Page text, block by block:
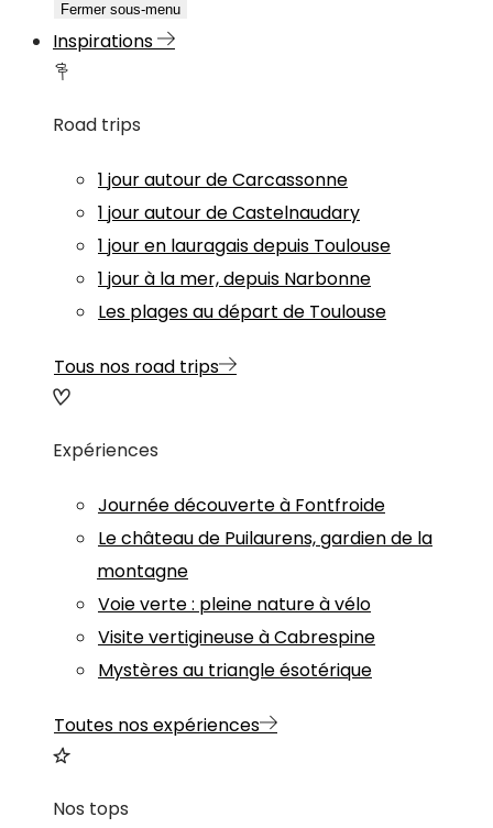
Fermer sous-menu
Inspirations
Road trips
1 jour autour de Carcassonne
1 jour autour de Castelnaudary
1 jour en lauragais depuis Toulouse
1 jour à la mer, depuis Narbonne
Les plages au départ de Toulouse
Tous nos road trips
Expériences
Journée découverte à Fontfroide
Le château de Puilaurens, gardien de la
montagne
Voie verte : pleine nature à vélo
Visite vertigineuse à Cabrespine
Mystères au triangle ésotérique
Toutes nos expériences
Nos tops